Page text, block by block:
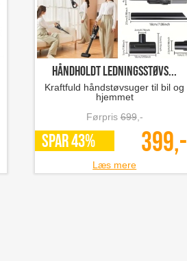
Håndholdt ledningsstøvs...
Kraftfuld håndstøvsuger til bil og
hjemmet
Førpris699,-
SPAR 43% 399,-
Læs mere